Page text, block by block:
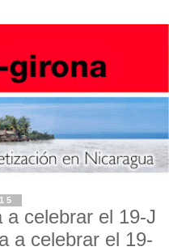
a celebrar el 19-J
a celebrar el 19-